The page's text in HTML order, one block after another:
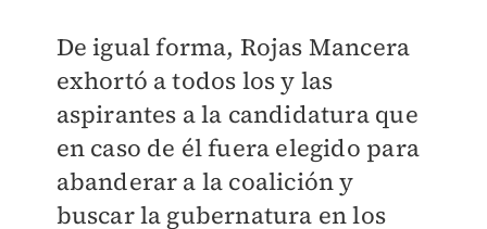
De igual forma, Rojas Mancera
exhortó a todos los y las
aspirantes a la candidatura que
en caso de él fuera elegido para
abanderar a la coalición y
buscar la gubernatura en los